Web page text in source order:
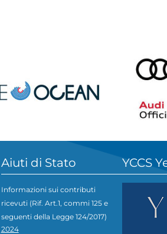
Aiuti di Stato
Informazioni sui contributi
ricevuti (Rif. Art.1, commi 125 e
seguenti della Legge 124/2017)
2024
YCCS